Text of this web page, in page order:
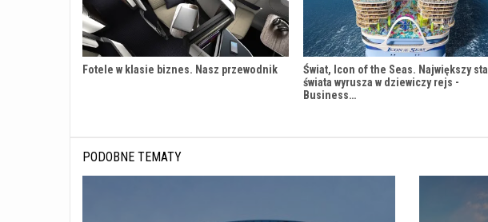
Fotele w klasie biznes. Nasz przewodnik
Świat, Icon of the Seas. Największy
świata wyrusza w dziewiczy rejs -
Business…
PODOBNE TEMATY